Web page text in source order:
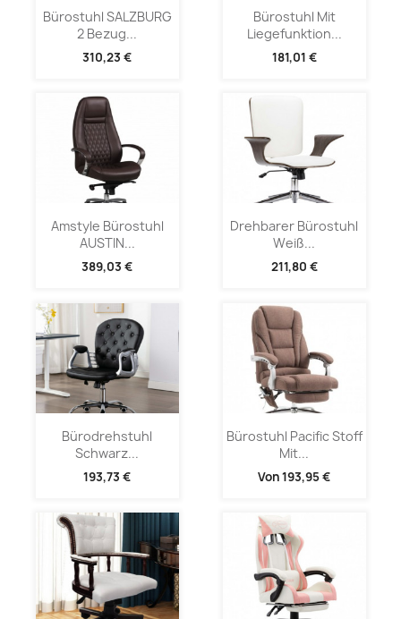
Bürostuhl SALZBURG
2 Bezug...
310,23 €
Bürostuhl Mit
Liegefunktion...
181,01 €
Amstyle Bürostuhl
AUSTIN...
389,03 €
Drehbarer Bürostuhl
Weiß...
211,80 €
Bürodrehstuhl
Schwarz...
193,73 €
Bürostuhl Pacific Stoff
Mit...
Von193,95 €